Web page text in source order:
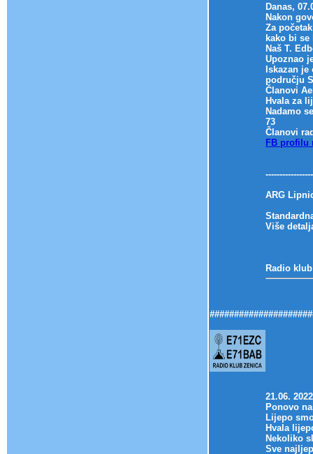
Danas,
Nakon
Za
kako bi se
Naš T.
Upoznao
Iskazan je
području
Članovi
Hvala za
Nadamo
73
Članovi
FB profilu
ARG
Više
Radio
21.06.
Ponovo
Lijepo
Hvala
Nekoliko
Sve